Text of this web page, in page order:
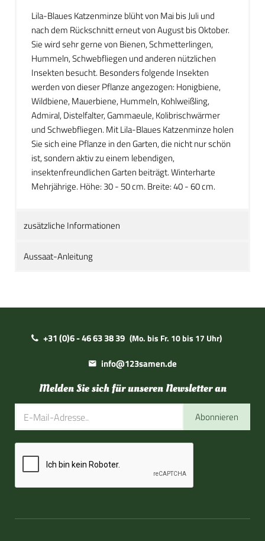
Lila-Blaues Katzenminze blüht von Mai bis Juli und
nach dem Rückschnitt erneut von August bis Oktober.
Sie wird sehr gerne von Bienen, Schmetterlingen,
Hummeln, Schwebfliegen und anderen nützlichen
Insekten besucht. Besonders folgende Insekten
werden von dieser Pflanze angezogen: Honigbiene,
Wildbiene, Mauerbiene, Hummeln, Kohlweißling,
Admiral, Distelfalter, Gammaeule, Kolibrischwärmer
und Schwebfliegen. Mit Lila-Blaues Katzenminze holen
Sie sich eine Pflanze in den Garten, die nicht nur schön
ist, sondern aktiv zu einem lebendigen,
insektenfreundlichen Garten beiträgt. Winterharte
Mehrjährige. Höhe: 30 - 50 cm. Breite: 40 - 60 cm.
zusätzliche Informationen
Aussaat-Anleitung
+31 (0)6 - 46 63 38 39 (Mo. bis Fr. 10 bis 17 Uhr)
info@123samen.de
Melden Sie sich für unseren Newsletter an
Abonnieren